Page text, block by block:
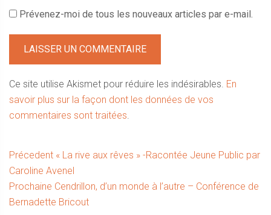
Prévenez-moi de tous les nouveaux articles par e-mail.
Ce site utilise Akismet pour réduire les indésirables. En
savoir plus sur la façon dont les données de vos
commentaires sont traitées
Navigation
de
l’article
Précedent Article
précédent :
« La rive aux rêves » -Racontée Jeune Public par
Caroline Avenel
Prochaine Article
suivant :
Cendrillon, d’un monde à l’autre – Conférence de
Bernadette Bricout